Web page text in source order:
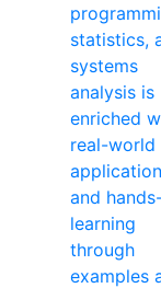
statistics,
systems
analysis is
enriched
real-world
and
learning
through
examples